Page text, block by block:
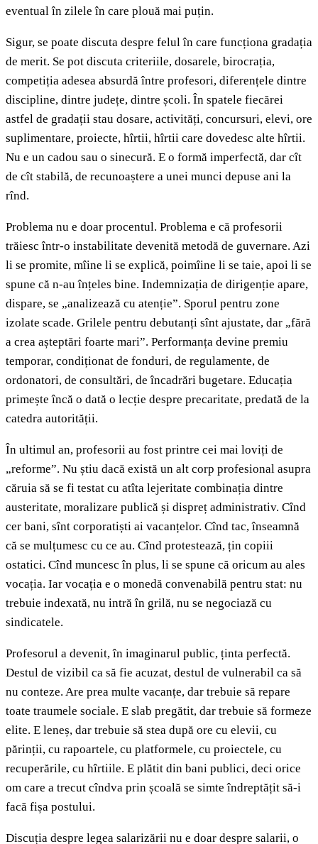
eventual în zilele în care plouă mai puțin.
Sigur, se poate discuta despre felul în care funcționa gradația
de merit. Se pot discuta criteriile, dosarele, birocrația,
competiția adesea absurdă între profesori, diferențele dintre
discipline, dintre județe, dintre școli. În spatele fiecărei
astfel de gradații stau dosare, activități, concursuri, elevi, ore
suplimentare, proiecte, hîrtii, hîrtii care dovedesc alte hîrtii.
Nu e un cadou sau o sinecură. E o formă imperfectă, dar cît
de cît stabilă, de recunoaștere a unei munci depuse ani la
rînd.
Problema nu e doar procentul. Problema e că profesorii
trăiesc într-o instabilitate devenită metodă de guvernare. Azi
li se promite, mîine li se explică, poimîine li se taie, apoi li se
spune că n-au înțeles bine. Indemnizația de dirigenție apare,
dispare, se „analizează cu atenție”. Sporul pentru zone
izolate scade. Grilele pentru debutanți sînt ajustate, dar „fără
a crea așteptări foarte mari”. Performanța devine premiu
temporar, condiționat de fonduri, de regulamente, de
ordonatori, de consultări, de încadrări bugetare. Educația
primește încă o dată o lecție despre precaritate, predată de la
catedra autorității.
În ultimul an, profesorii au fost printre cei mai loviți de
„reforme”. Nu știu dacă există un alt corp profesional asupra
căruia să se fi testat cu atîta lejeritate combinația dintre
austeritate, moralizare publică și dispreț administrativ. Cînd
cer bani, sînt corporatiști ai vacanțelor. Cînd tac, înseamnă
că se mulțumesc cu ce au. Cînd protestează, țin copiii
ostatici. Cînd muncesc în plus, li se spune că oricum au ales
vocația. Iar vocația e o monedă convenabilă pentru stat: nu
trebuie indexată, nu intră în grilă, nu se negociază cu
sindicatele.
Profesorul a devenit, în imaginarul public, ținta perfectă.
Destul de vizibil ca să fie acuzat, destul de vulnerabil ca să
nu conteze. Are prea multe vacanțe, dar trebuie să repare
toate traumele sociale. E slab pregătit, dar trebuie să formeze
elite. E leneș, dar trebuie să stea după ore cu elevii, cu
părinții, cu rapoartele, cu platformele, cu proiectele, cu
recuperările, cu hîrtiile. E plătit din bani publici, deci orice
om care a trecut cîndva prin școală se simte îndreptățit să-i
facă fișa postului.
Discuția despre legea salarizării nu e doar despre salarii, o